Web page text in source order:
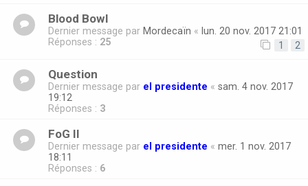
Blood Bowl
Dernier message par Mordecaïn « lun. 20 nov. 2017 21:01
Réponses : 25 1 2
Question
Dernier message par el presidente « sam. 4 nov. 2017
19:12
Réponses : 3
FoG II
Dernier message par el presidente « mer. 1 nov. 2017
18:11
Réponses : 6